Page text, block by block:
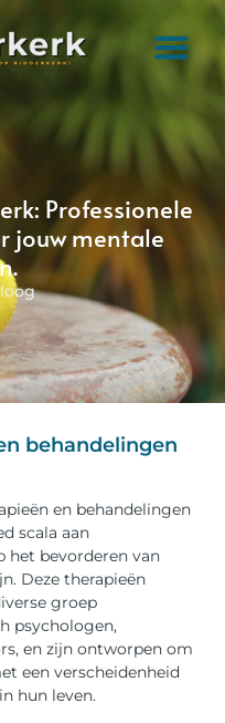
Professionele
jouw mentale
behandelingen
en behandelingen
scala aan
het bevorderen van
Deze therapieën
groep
psychologen,
en zijn ontworpen om
een verscheidenheid
hun leven.